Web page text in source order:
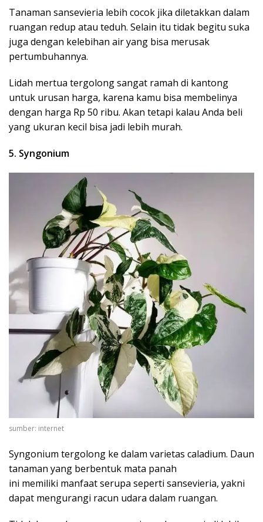
Tanaman sansevieria lebih cocok jika diletakkan dalam
ruangan redup atau teduh. Selain itu tidak begitu suka
juga dengan kelebihan air yang bisa merusak
pertumbuhannya.
Lidah mertua tergolong sangat ramah di kantong
untuk urusan harga, karena kamu bisa membelinya
dengan harga Rp 50 ribu. Akan tetapi kalau Anda beli
yang ukuran kecil bisa jadi lebih murah.
5. Syngonium
sumber: internet
Syngonium tergolong ke dalam varietas caladium. Daun
tanaman yang berbentuk mata panah
ini memiliki manfaat serupa seperti sansevieria, yakni
dapat mengurangi racun udara dalam ruangan.